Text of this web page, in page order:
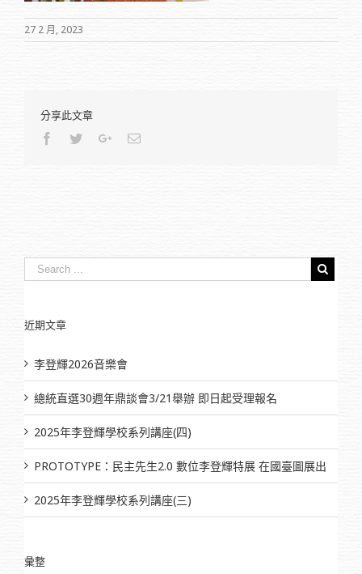
27 2 月, 2023
分享此文章
Facebook
TwitterGoogle+Email
近期文章
李登輝2026音樂會
總統直選30週年鼎談會3/21舉辦 即日起受理報名
2025年李登輝學校系列講座(四)
PROTOTYPE：民主先生2.0 數位李登輝特展 在國臺圖展出
2025年李登輝學校系列講座(三)
彙整